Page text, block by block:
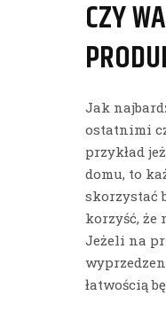
CZY
Jak
ostatnimi
przykład
domu, to
skorzystać
korzyść, że
Jeżeli na
łatwością